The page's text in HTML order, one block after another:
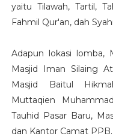
yaitu Tilawah, Tartil,
Fahmil Qur'an, dah
Adapun lokasi lomba,
Masjid Iman Silaing
Masjid Baitul
Muttaqien
Tauhid Pasar Baru,
dan Kantor Camat PPB.